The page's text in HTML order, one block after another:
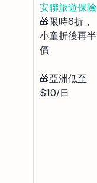
安聯旅遊保險
🎁限時6折，
小童折後再半
價
🎁亞洲低至
$10/日